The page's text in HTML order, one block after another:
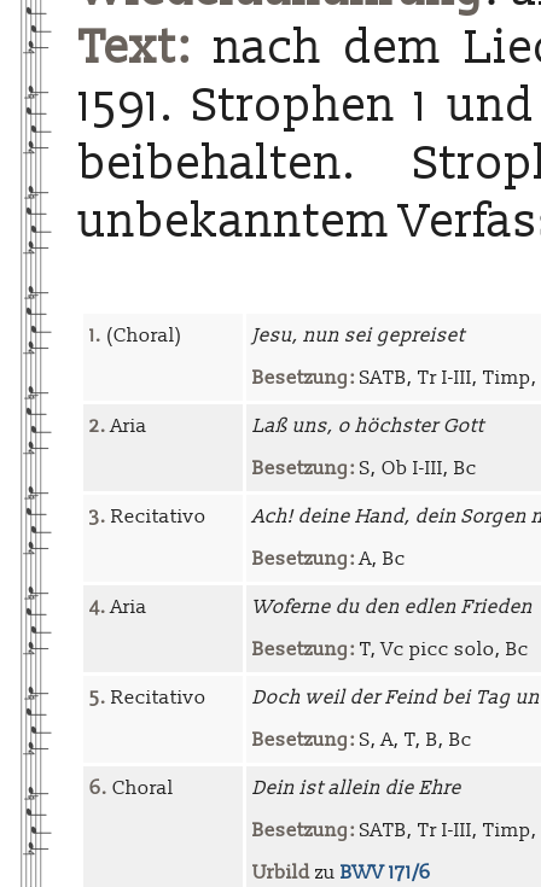
Text: nach dem
1591. Strophen 1
beibehalten.
unbekanntem
1. (Choral)
Jesu, nun sei gepreiset
Besetzung: SATB, Tr I-III,
2.Aria
Laß uns, o höchster Gott
Besetzung: S, Ob I-III, Bc
3. Recitativo
Ach! deine Hand, dein Sorgen
Besetzung:A, Bc
4.Aria
Woferne du den edlen Frieden
Besetzung: T, Vc picc solo, Bc
5. Recitativo
Doch weil der Feind bei Tag
Besetzung: S, A, T, B, Bc
6. Choral
Dein ist allein die Ehre
Besetzung: SATB, Tr I-III,
Urbild zu BWV 171/6